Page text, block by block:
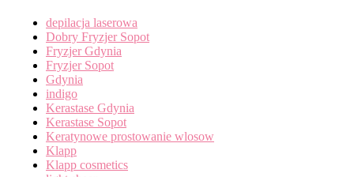
depilacja laserowa
Dobry Fryzjer Sopot
Fryzjer Gdynia
Fryzjer Sopot
Gdynia
indigo
Kerastase Gdynia
Kerastase Sopot
Keratynowe prostowanie wlosow
Klapp
Klapp cosmetics